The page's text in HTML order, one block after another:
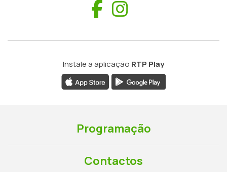
Facebook
Instale a aplicação RTP Play
Programação
Contactos